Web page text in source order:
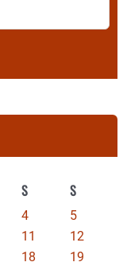
S S
4
5
11
12
18
19